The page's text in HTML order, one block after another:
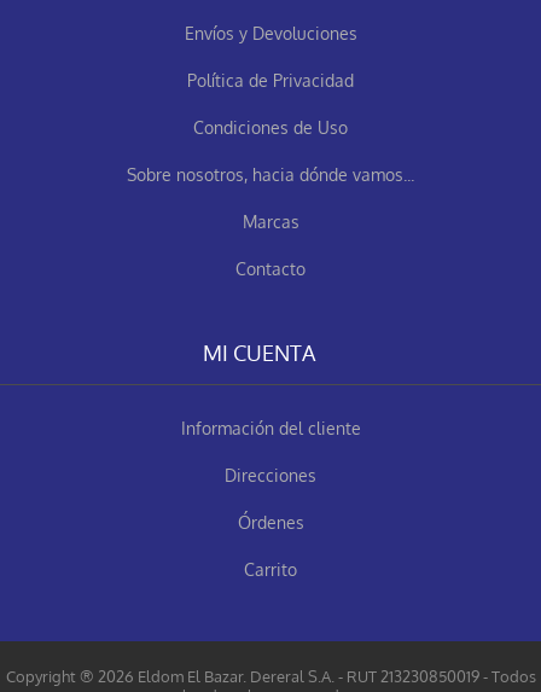
Envíos y Devoluciones
Política de Privacidad
Condiciones de Uso
Sobre nosotros, hacia dónde vamos...
Marcas
Contacto
MI CUENTA
Información del cliente
Direcciones
Órdenes
Carrito
Copyright ® 2026 Eldom El Bazar. Dereral S.A. - RUT 213230850019 - Todos